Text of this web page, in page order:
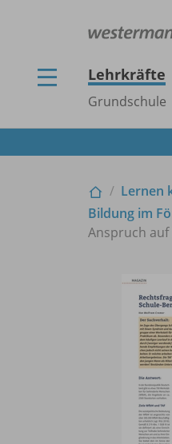
Lehrkräfte
Grundschule
Lernen
Bildung im
Anspruch